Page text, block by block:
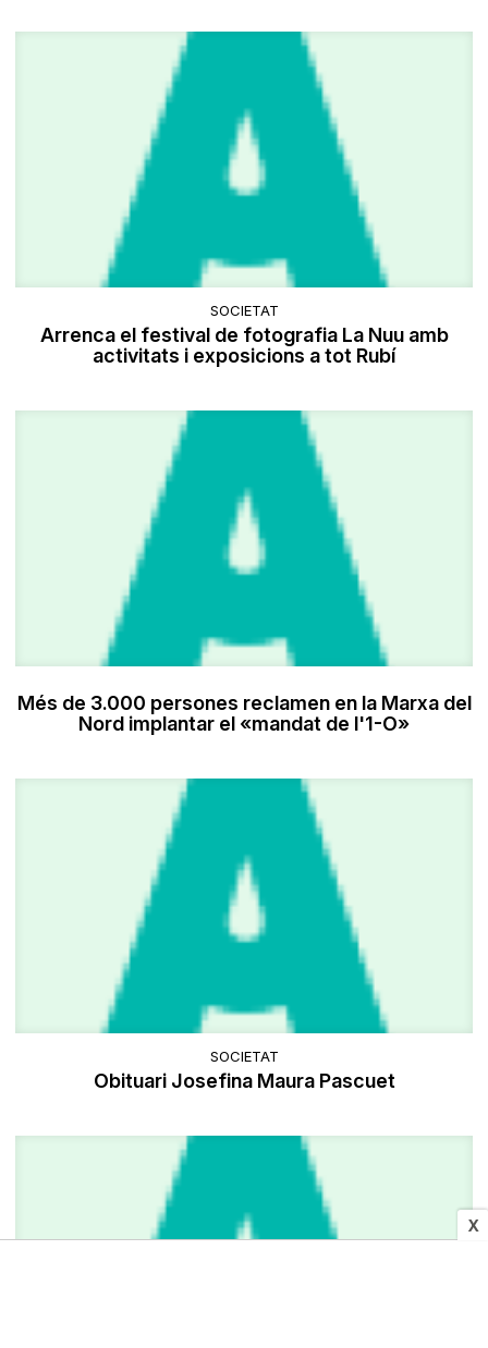
X
SOCIETAT
Arrenca el festival de fotografia La Nuu amb
activitats i exposicions a tot Rubí
Més de 3.000 persones reclamen en la Marxa del
Nord implantar el «mandat de l'1-O»
SOCIETAT
Obituari Josefina Maura Pascuet